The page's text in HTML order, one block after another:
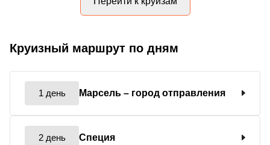
Круизный маршрут по дням
1 день Марсель – город отправления
2 день Специя